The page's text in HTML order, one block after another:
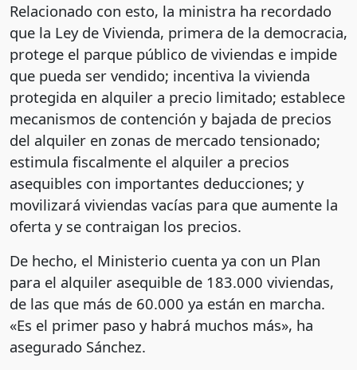
Relacionado con esto, la ministra ha recordado
que la Ley de Vivienda, primera de la democracia,
protege el parque público de viviendas e impide
que pueda ser vendido; incentiva la vivienda
protegida en alquiler a precio limitado; establece
mecanismos de contención y bajada de precios
del alquiler en zonas de mercado tensionado;
estimula fiscalmente el alquiler a precios
asequibles con importantes deducciones; y
movilizará viviendas vacías para que aumente la
oferta y se contraigan los precios.
De hecho, el Ministerio cuenta ya con un Plan
para el alquiler asequible de 183.000 viviendas,
de las que más de 60.000 ya están en marcha.
«Es el primer paso y habrá muchos más», ha
asegurado Sánchez.